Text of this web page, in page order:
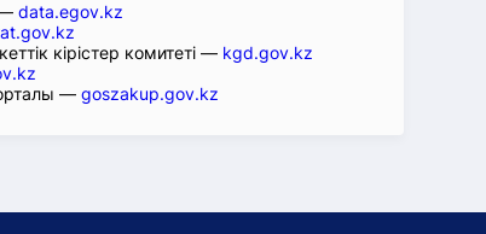
data.egov.kz
кірістер комитеті — kgd.gov.kz
— goszakup.gov.kz